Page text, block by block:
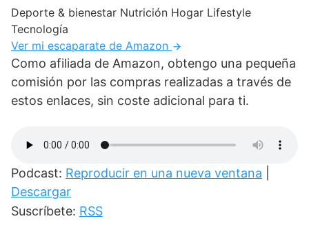
Deporte & bienestar Nutrición Hogar Lifestyle
Tecnología
Ver mi escaparate de Amazon
Como afiliada de Amazon, obtengo una pequeña
comisión por las compras realizadas a través de
estos enlaces, sin coste adicional para ti.
Podcast: Reproducir en una nueva ventana
Descargar
Suscríbete: RSS